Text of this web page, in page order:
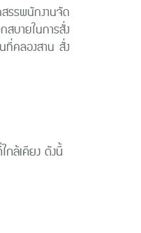
รรพนักงานจัด
บายในการสั่ง
ที่คลองสาน สั่ง
กล้เคียง ดังนี้